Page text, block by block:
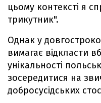
цьому контексті я
трикутник".
Однак у
вимагає відкласти
унікальності
зосередитися на
добросусідських